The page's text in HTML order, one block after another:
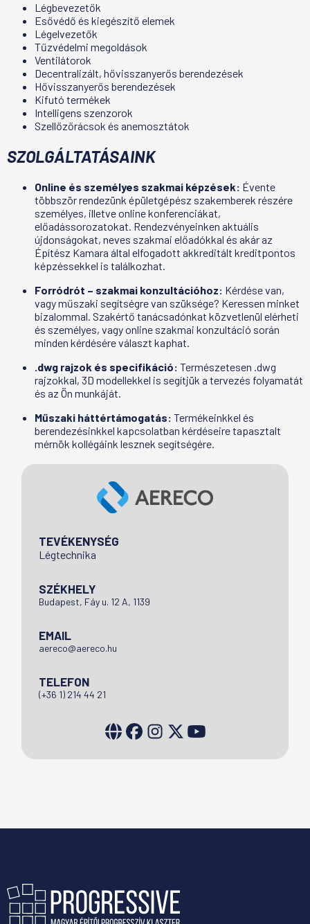
Légbevezetők
Esővédő és kiegészítő elemek
Légelvezetők
Tűzvédelmi megoldások
Ventilátorok
Decentralizált, hővisszanyerős berendezések
Hővisszanyerős berendezések
Kifutó termékek
Intelligens szenzorok
Szellőzőrácsok és anemosztátok
SZOLGÁLTATÁSAINK
Online és személyes szakmai képzések: Évente
többször rendezünk épületgépész szakemberek részére
személyes, illetve online konferenciákat,
előadássorozatokat. Rendezvényeinken aktuális
újdonságokat, neves szakmai előadókkal és akár az
Építész Kamara által elfogadott akkreditált kreditpontos
képzéssekkel is találkozhat.
Forródrót – szakmai konzultációhoz: Kérdése van,
vagy műszaki segítségre van szüksége? Keressen minket
bizalommal. Szakértő tanácsadónkat közvetlenül elérheti
és személyes, vagy online szakmai konzultáció során
minden kérdésére választ kaphat.
.dwg rajzok és specifikáció: Természetesen .dwg
rajzokkal, 3D modellekkel is segítjük a tervezés folyamatát
és az Ön munkáját.
Műszaki háttértámogatás: Termékeinkkel és
berendezésinkkel kapcsolatban kérdéseire tapasztalt
mérnök kollégáink lesznek segítségére.
TEVÉKENYSÉG
Légtechnika
SZÉKHELY
Budapest, Fáy u. 12 A, 1139
EMAIL
aereco@aereco.hu
TELEFON
(+36 1) 214 44 21